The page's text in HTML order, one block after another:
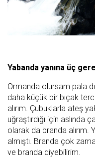
Yabanda yanına üç
Ormanda olursam pala
daha küçük bir bıçak
alırım. Çubuklarla ateş
uğraştırdığı için
olarak da branda alırım.
almıştı. Branda çok
ve branda diyebilirim.